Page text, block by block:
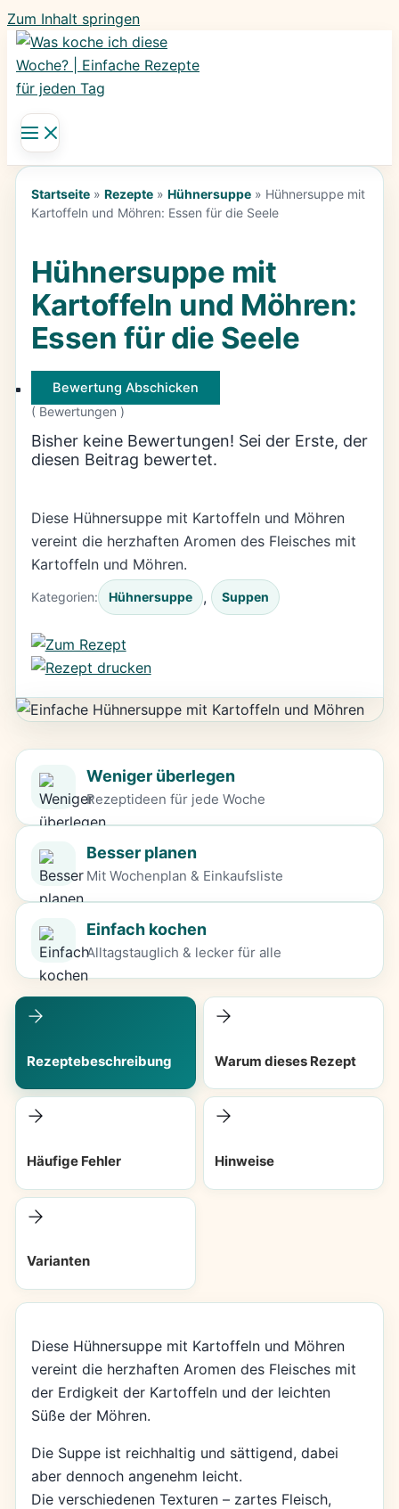
Zum Inhalt springen
Startseite» Rezepte» Hühnersuppe» Hühnersuppe mit
Kartoffeln und Möhren: Essen für die Seele
Hühnersuppe mit
Kartoffeln und Möhren:
Essen für die Seele
Bewertung Abschicken
( Bewertungen )
Bisher keine Bewertungen! Sei der Erste, der
diesen Beitrag bewertet.
Diese Hühnersuppe mit Kartoffeln und Möhren
vereint die herzhaften Aromen des Fleisches mit
Kartoffeln und Möhren.
Kategorien: Hühnersuppe , Suppen
Weniger überlegen
Rezeptideen für jede Woche
Besser planen
Mit Wochenplan & Einkaufsliste
Einfach kochen
Alltagstauglich & lecker für alle
Rezeptebeschreibung Warum dieses Rezept
Häufige Fehler Hinweise
Varianten
Diese Hühnersuppe mit Kartoffeln und Möhren
vereint die herzhaften Aromen des Fleisches mit
der Erdigkeit der Kartoffeln und der leichten
Süße der Möhren.
Die Suppe ist reichhaltig und sättigend, dabei
aber dennoch angenehm leicht.
Die verschiedenen Texturen – zartes Fleisch,